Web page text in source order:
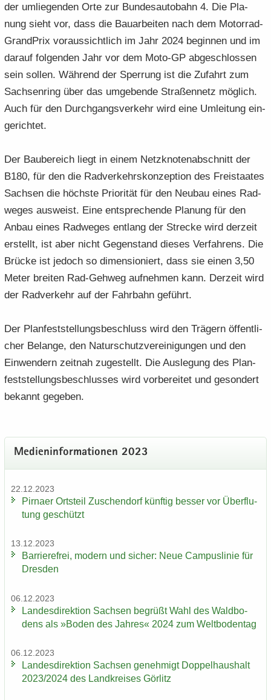
der um­lie­gen­den Orte zur Bun­des­au­to­bahn 4. Die Pla­
nung sieht vor, dass die Bau­ar­bei­ten nach dem Motorrad-​
GrandPrix vor­aus­sicht­lich im Jahr 2024 be­gin­nen und im
dar­auf fol­gen­den Jahr vor dem Moto-​GP ab­ge­schlos­sen
sein sol­len. Wäh­rend der Sper­rung ist die Zu­fahrt zum
Sach­sen­ring über das um­ge­ben­de Stra­ßen­netz mög­lich.
Auch für den Durch­gangs­ver­kehr wird eine Um­lei­tung ein­
ge­rich­tet.
Der Bau­be­reich liegt in einem Netz­kno­ten­ab­schnitt der
B180, für den die Rad­ver­kehrs­kon­zep­ti­on des Frei­staa­tes
Sach­sen die höchs­te Prio­ri­tät für den Neu­bau eines Rad­
we­ges aus­weist. Eine ent­spre­chen­de Pla­nung für den
Anbau eines Rad­we­ges ent­lang der Stre­cke wird der­zeit
er­stellt, ist aber nicht Ge­gen­stand die­ses Ver­fah­rens. Die
Brü­cke ist je­doch so di­men­sio­niert, dass sie einen 3,50
Meter brei­ten Rad-​Gehweg auf­neh­men kann. Der­zeit wird
der Rad­ver­kehr auf der Fahr­bahn ge­führt.
Der Plan­fest­stel­lungs­be­schluss wird den Trä­gern öf­fent­li­
cher Be­lan­ge, den Na­tur­schutz­ver­ei­ni­gun­gen und den
Ein­wen­dern zeit­nah zu­ge­stellt. Die Aus­le­gung des Plan­
fest­stel­lungs­be­schlus­ses wird vor­be­rei­tet und ge­son­dert
be­kannt ge­ge­ben.
Me­di­en­in­for­ma­tio­nen 2023
22.12.2023
Pirna­er Orts­teil Zu­schen­dorf künf­tig bes­ser vor Über­flu­
tung ge­schützt
13.12.2023
Bar­rie­re­frei, mo­dern und si­cher: Neue Cam­pus­li­nie für
Dres­den
06.12.2023
Lan­des­di­rek­ti­on Sach­sen be­grüßt Wahl des Wald­bo­
dens als »Boden des Jah­res« 2024 zum Welt­bo­den­tag
06.12.2023
Lan­des­di­rek­ti­on Sach­sen ge­neh­migt Dop­pel­haus­halt
2023/2024 des Land­krei­ses Gör­litz